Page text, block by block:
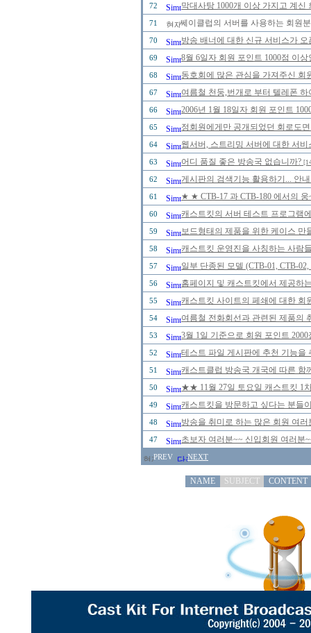
72 막대사탕 1000개 이상 가지고 계
71 쎄이클럽의 서버를 사용하는 회원
70 방송 배너에 대한 신규 서비스가
69 8월 6일자 회원 포인트 1000점 이
68 동호회에 많은 관심을 가져주신
67 여름철 천둥,번개로 부터 텔레폰
66 2006년 1월 18일자 회원 포인트
65 정회원에게만 공개되었던 회로도
64 웹서버, 스트리밍 서버에 대한 서
63 어디 품질 좋은 방송국 없습니까?
62 게시판의 검색기능 활용하기... 안
61 ★ ★ CTB-17 과 CTB-180 에서의
60 캐스트킷의 서버 테스트 프로그램
59 보드형태의 제품을 위한 케이스 만
58 캐스트킷 운영진을 사칭하는 사람
57 일부 단종된 모델 (CTB-01, CTB-
56 홈페이지 및 캐스트킷에서 제공하
55 캐스트킷 사이트의 페쇄에 대한
54 여름철 전화회선과 관련된 제품의
53 3월 1일 기준으로 회원 포인트
52 테스트 파일 게시판에 추천 기능
51 캐스트클럽 방송국 개국에 따른
50 ★★ 11월 27일 토요일 캐스트킷
49 캐스트킷을 방문하고 싶다는 분들
48 방송을 취미로 하는 많은 회원 여
47 초보자 여러분~~ 신입회원 여러
PREV NEXT